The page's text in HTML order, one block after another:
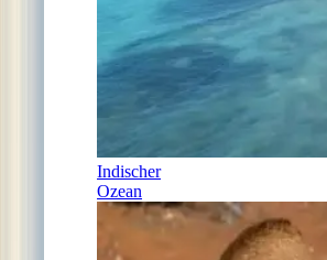
Indischer
Ozean